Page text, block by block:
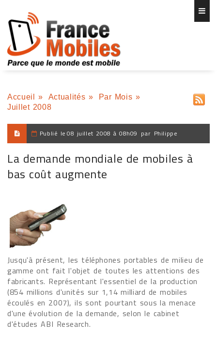
Accueil » Actualités » Par Mois »
Juillet 2008
Publié le 08 juillet 2008 à 08h09 par Philippe
La demande mondiale de mobiles à
bas coût augmente
Jusqu'à présent, les téléphones portables de milieu de
gamme ont fait l'objet de toutes les attentions des
fabricants. Représentant l'essentiel de la production
(854 millions d'unités sur 1,14 milliard de mobiles
écoulés en 2007), ils sont pourtant sous la menace
d'une évolution de la demande, selon le cabinet
d'études ABI Research.